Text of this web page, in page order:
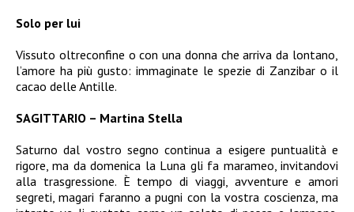
Solo per lui
Vissuto oltreconfine o con una donna che arriva da lontano,
l’amore ha più gusto: immaginate le spezie di Zanzibar o il
cacao delle Antille.
SAGITTARIO – Martina Stella
Saturno dal vostro segno continua a esigere puntualità e
rigore, ma da domenica la Luna gli fa marameo, invitandovi
alla trasgressione. È tempo di viaggi, avventure e amori
segreti, magari faranno a pugni con la vostra coscienza, ma